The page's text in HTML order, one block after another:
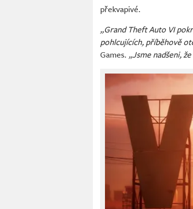
překvapivé.
„Grand Theft Auto VI
pohlcujících, příběhově
Games. „Jsme nadšeni,